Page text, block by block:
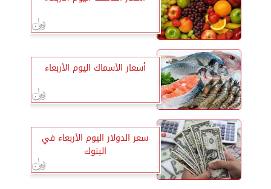
أسعار الأسماك اليوم الأربعاء
سعر الدولار اليوم الأربعاء في
البنوك